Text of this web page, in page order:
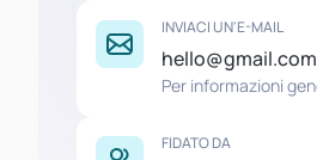
INVIACI UN'E-MAIL
hello@gmail.com
Per informazioni
FIDATO DA